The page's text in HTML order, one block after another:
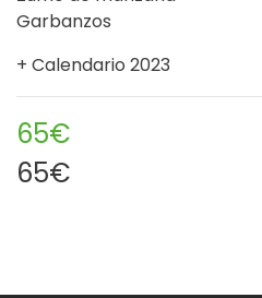
Garbanzos
+ Calendario 2023
65€
65€